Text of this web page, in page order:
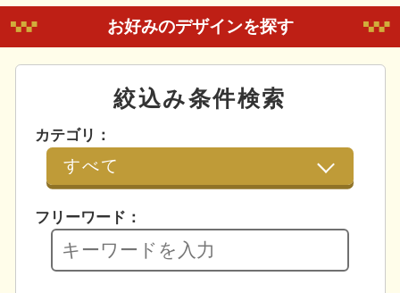
お好みのデザインを探す
絞込み条件検索
カテゴリ：
フリーワード：